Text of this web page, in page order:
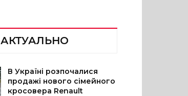
АКТУАЛЬНО
В Україні розпочалися
продажі нового сімейного
кросовера Renault